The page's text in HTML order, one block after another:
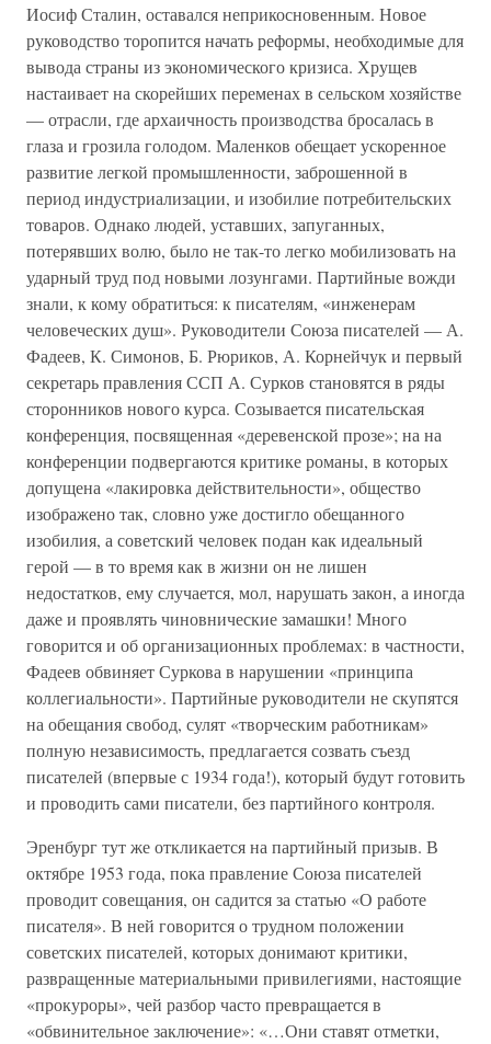
Иосиф Сталин, оставался неприкосновенным. Новое
руководство торопится начать реформы, необходимые для
вывода страны из экономического кризиса. Хрущев
настаивает на скорейших переменах в сельском хозяйстве
— отрасли, где архаичность производства бросалась в
глаза и грозила голодом. Маленков обещает ускоренное
развитие легкой промышленности, заброшенной в
период индустриализации, и изобилие потребительских
товаров. Однако людей, уставших, запуганных,
потерявших волю, было не так-то легко мобилизовать на
ударный труд под новыми лозунгами. Партийные вожди
знали, к кому обратиться: к писателям, «инженерам
человеческих душ». Руководители Союза писателей — А.
Фадеев, К. Симонов, Б. Рюриков, А. Корнейчук и первый
секретарь правления ССП А. Сурков становятся в ряды
сторонников нового курса. Созывается писательская
конференция, посвященная «деревенской прозе»; на на
конференции подвергаются критике романы, в которых
допущена «лакировка действительности», общество
изображено так, словно уже достигло обещанного
изобилия, а советский человек подан как идеальный
герой — в то время как в жизни он не лишен
недостатков, ему случается, мол, нарушать закон, а иногда
даже и проявлять чиновнические замашки! Много
говорится и об организационных проблемах: в частности,
Фадеев обвиняет Суркова в нарушении «принципа
коллегиальности». Партийные руководители не скупятся
на обещания свобод, сулят «творческим работникам»
полную независимость, предлагается созвать съезд
писателей (впервые с 1934 года!), который будут готовить
и проводить сами писатели, без партийного контроля.
Эренбург тут же откликается на партийный призыв. В
октябре 1953 года, пока правление Союза писателей
проводит совещания, он садится за статью «О работе
писателя». В ней говорится о трудном положении
советских писателей, которых донимают критики,
развращенные материальными привилегиями, настоящие
«прокуроры», чей разбор часто превращается в
«обвинительное заключение»: «…Они ставят отметки,